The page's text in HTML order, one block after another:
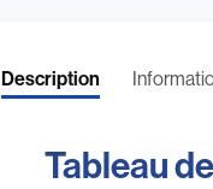
Description
Tableau